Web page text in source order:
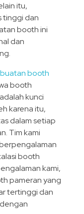
itu,
tinggi dan
booth ini
dan
booth
booth
kunci
karena itu,
dalam setiap
Tim kami
booth
kami,
pameran yang
tertinggi dan